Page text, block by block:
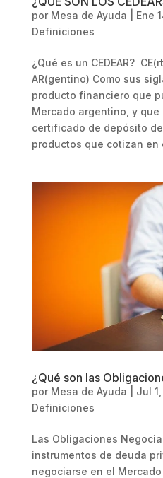
por Mesa de Ayuda Ene
Definiciones
¿Qué es un CEDEAR?
AR(gentino) Como sus
producto financiero que
Mercado argentino, y que
certificado de depósito
productos que cotizan en
¿Qué son las
por Mesa de Ayuda Jul
Definiciones
Las Obligaciones
instrumentos de deuda
negociarse en el